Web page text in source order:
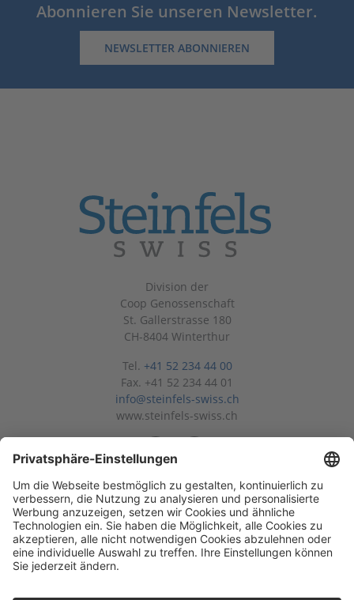
Abonnieren Sie unseren Newsletter.
NEWSLETTER ABONNIEREN
Division der
Coop Genossenschaft
St. Gallerstrasse 180
CH-8404 Winterthur
Tel. +41 52 234 44 00
Fax. +41 52 234 44 01
info@steinfels-swiss.ch
www.steinfels-swiss.ch